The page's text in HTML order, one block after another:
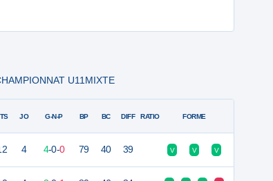
U11MIXTE
JO G-N-P BP BC DIFF RATIO FORME
4 4-0-0 79 40 39 V V V